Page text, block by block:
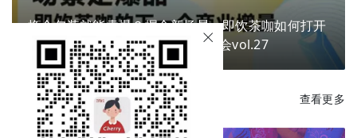
换个包装就能卖爆？掘金新场景，即饮茶咖如何打开
下一个商业增量？ | Go!创新私享会vol.27
每日新品 查看更多